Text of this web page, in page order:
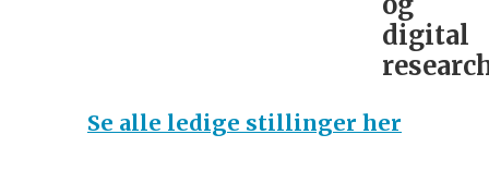
digital
Se alle ledige stillinger her